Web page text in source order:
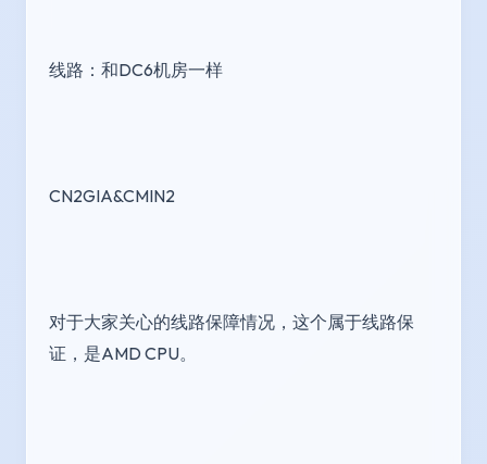
线路：和DC6机房一样
CN2GIA&CMIN2
对于大家关心的线路保障情况，这个属于线路保
证，是AMD CPU。